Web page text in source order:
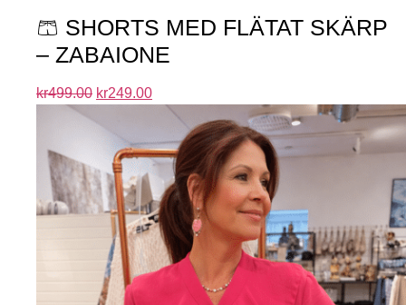
🩳 SHORTS MED FLÄTAT SKÄRP
– ZABAIONE
kr499.00 kr249.00